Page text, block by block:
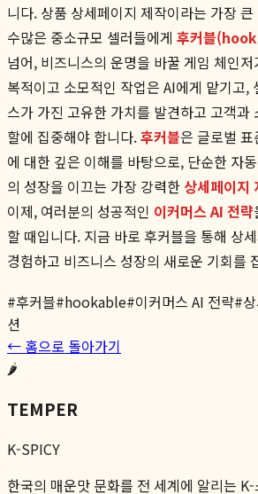
니다. 상품 상세페이지 제작이라는 가장
수많은 중소규모 셀러들에게 후커블
넘어, 비즈니스의 운명을 바꿀 게임 체인
복적이고 소모적인 작업은 AI에게 맡기고,
스가 가진 고유한 가치를 발견하고 고객과
할에 집중해야 합니다.후커블은 글로벌
에 대한 깊은 이해를 바탕으로, 단순한 자
의 성장을 이끄는 가장 강력한 상세페이지
이제, 여러분의 성공적인 이커머스 AI 전략
할 때입니다. 지금 바로 후커블을 통해 상
경험하고 비즈니스 성장의 새로운 기회를
#후커블#hookable#이커머스 AI 전략#
션
← 홈으로 돌아가기
🌶️
TEMPER
K-SPICY
한국의 매운맛 문화를 전 세계에 알리는